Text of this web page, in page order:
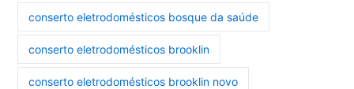
conserto eletrodomésticos bosque da saúde
conserto eletrodomésticos brooklin
conserto eletrodomésticos brooklin novo